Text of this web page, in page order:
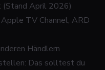
(Stand April 2026)
TV Channel, ARD
Händlern
Das solltest du